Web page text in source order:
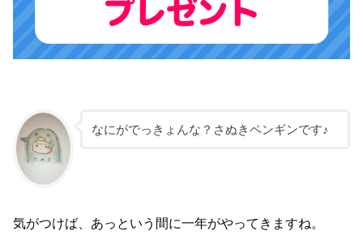
なにがでっきょんな？さぬきペンギンです♪
気がつけば、あっという間に一年がやってきますね。